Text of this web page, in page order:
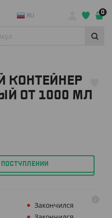
RU 0
ОТ 1000 МЛ
Закончился